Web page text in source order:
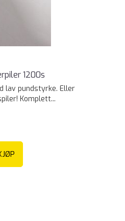
1200s
lav pundstyrke. Eller
Komplett...